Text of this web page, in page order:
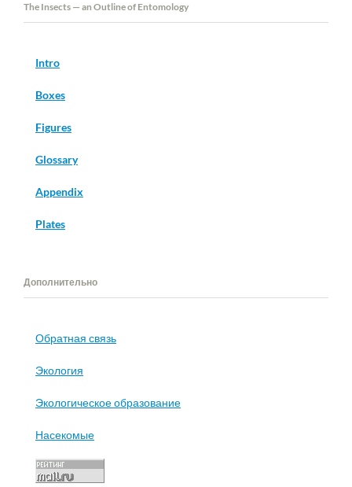
The Insects — an Outline of Entomology
Intro
Boxes
Figures
Glossary
Appendix
Plates
Дополнительно
Обратная связь
Экология
Экологическое образование
Насекомые